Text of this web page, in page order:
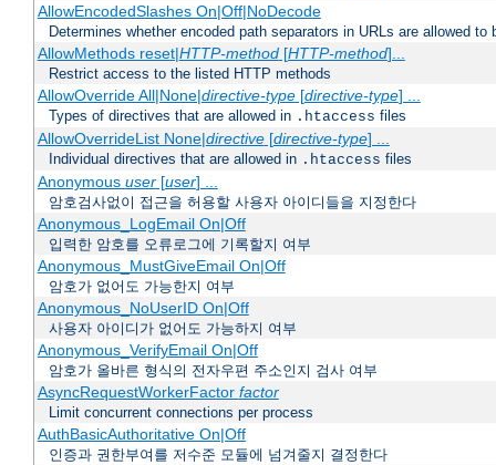
AllowEncodedSlashes On|Off|NoDecode
Determines whether encoded path separators in URLs are allowed to
AllowMethods reset|HTTP-method[HTTP-method]...
Restrict access to the listed HTTP methods
AllowOverride All|None|directive-type[directive-type] ...
Types of directives that are allowed in .htaccess files
AllowOverrideList None|directive[directive-type] ...
Individual directives that are allowed in .htaccess files
Anonymous user[user] ...
암호검사없이 접근을 허용할 사용자 아이디들을 지정한다
Anonymous_LogEmail On|Off
입력한 암호를 오류로그에 기록할지 여부
Anonymous_MustGiveEmail On|Off
암호가 없어도 가능한지 여부
Anonymous_NoUserID On|Off
사용자 아이디가 없어도 가능하지 여부
Anonymous_VerifyEmail On|Off
암호가 올바른 형식의 전자우편 주소인지 검사 여부
AsyncRequestWorkerFactor factor
Limit concurrent connections per process
AuthBasicAuthoritative On|Off
인증과 권한부여를 저수준 모듈에 넘겨줄지 결정한다